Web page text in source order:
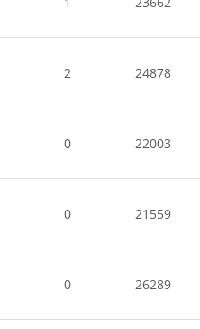
2 24878
0 22003
0 21559
0 26289